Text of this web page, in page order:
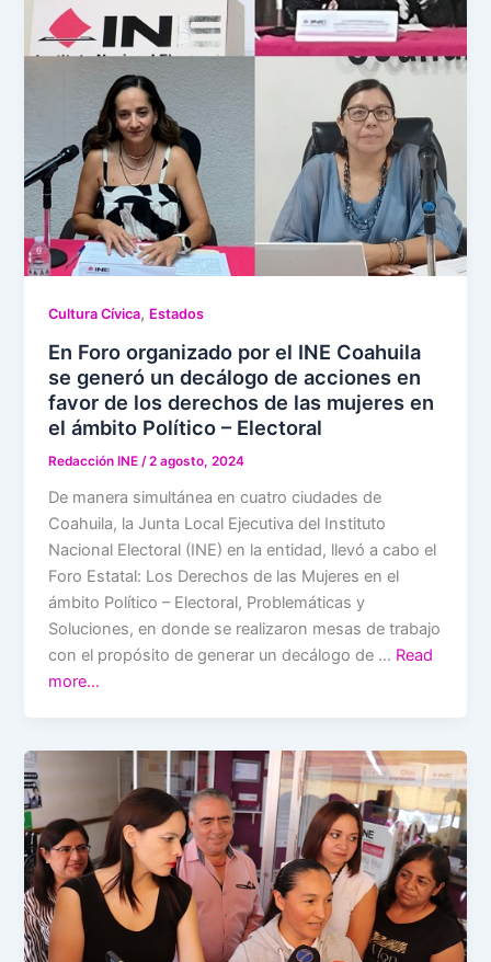
Cultura Cívica, Estados
En Foro organizado por el INE Coahuila
se generó un decálogo de acciones en
favor de los derechos de las mujeres en
el ámbito Político – Electoral
Redacción INE /2 agosto, 2024
De manera simultánea en cuatro ciudades de
Coahuila, la Junta Local Ejecutiva del Instituto
Nacional Electoral (INE) en la entidad, llevó a cabo el
Foro Estatal: Los Derechos de las Mujeres en el
ámbito Político – Electoral, Problemáticas y
Soluciones, en donde se realizaron mesas de trabajo
con el propósito de generar un decálogo de … Read
more…